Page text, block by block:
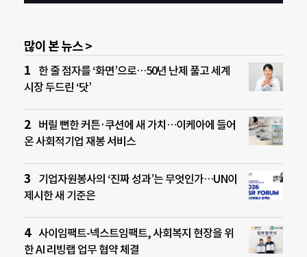
많이 본 뉴스 >
한 줄 점자를 ‘화면’으로…50년 난제 풀고 세계
시장 두드린 ‘닷’
버릴 뻔한 커튼·쿠션에 새 가치…이케아에 들어
온 사회적기업 재봉 서비스
기업자원봉사의 ‘진짜 성과’는 무엇인가…UN이
제시한 새 기준은
사이임팩트-넥스트임팩트, 사회복지 현장을 위
한 AI 리빙랩 업무 협약 체결